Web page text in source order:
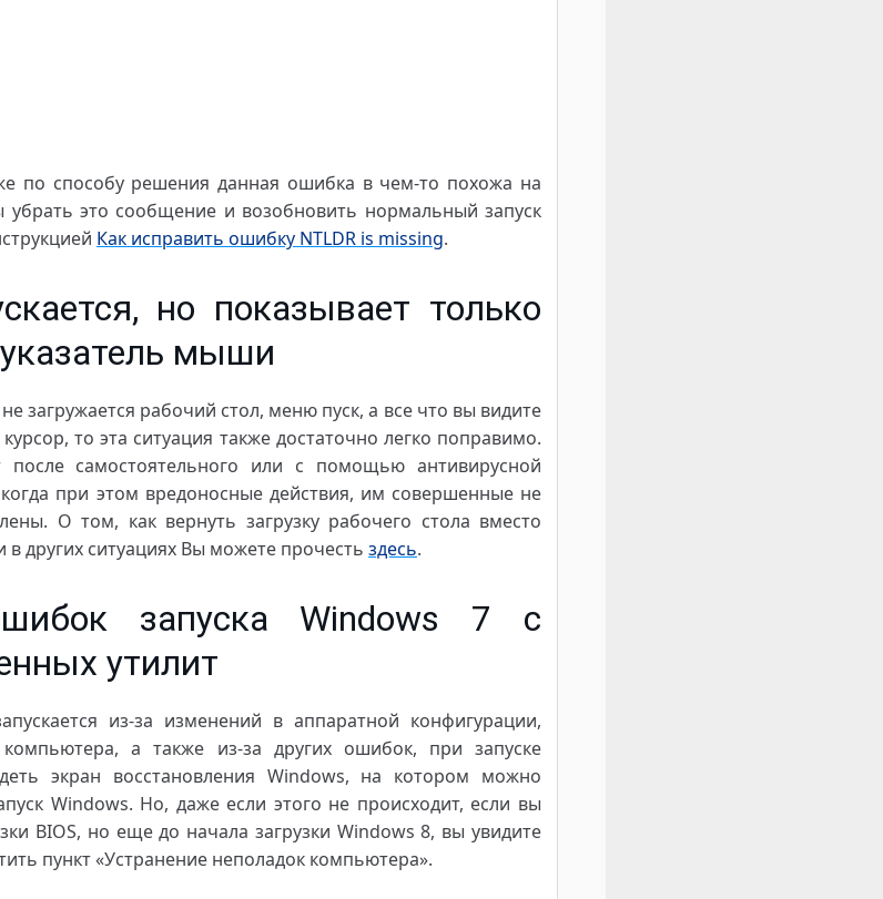
по способу решения данная ошибка в чем-то похожа на
это сообщение и возобновить нормальный запуск
Как исправить ошибку NTLDR is missing.
но показывает только
мыши
загружается рабочий стол, меню пуск, а все что вы видите
то эта ситуация также достаточно легко поправимо.
после самостоятельного или с помощью антивирусной
при этом вредоносные действия, им совершенные не
О том, как вернуть загрузку рабочего стола вместо
в других ситуациях Вы можете прочесть здесь.
запуска Windows 7 с
утилит
из-за изменений в аппаратной конфигурации,
а также из-за других ошибок, при запуске
экран восстановления Windows, на котором можно
Windows. Но, даже если этого не происходит, если вы
BIOS, но еще до начала загрузки Windows 8, вы увидите
пункт «Устранение неполадок компьютера».